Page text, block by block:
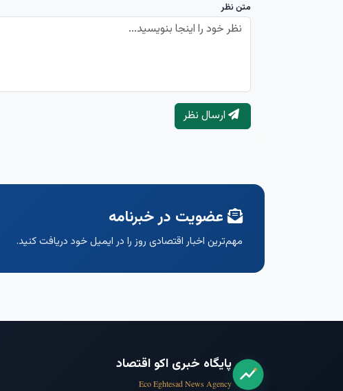
متن نظر
ارسال نظر
عضویت در خبرنامه
مهم‌ترین اخبار اقتصادی روز را در ایمیل خود دریافت کنید.
پایگاه خبری اکو اقتصاد
Eco Eghtesad News Agency